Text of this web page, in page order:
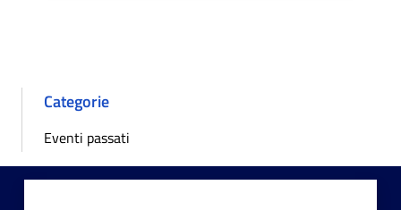
Categorie
Eventi passati